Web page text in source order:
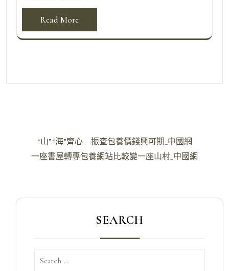
Read More
“山”“海”齊心 振查包養價錢興可期_中國網
一座書屋轉專包養網站比較變一座山村_中國網
SEARCH